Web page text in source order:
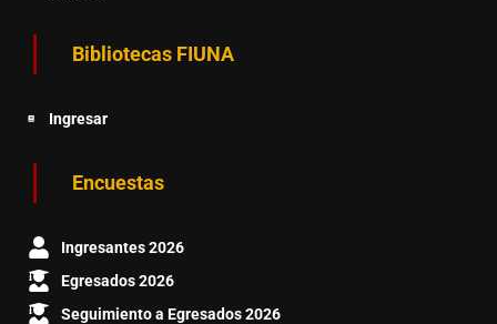
Bibliotecas FIUNA
Ingresar
Encuestas
Ingresantes 2026
Egresados 2026
Seguimiento a Egresados 2026